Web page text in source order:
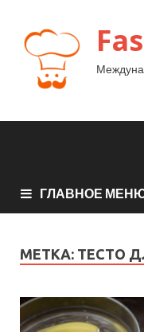
ГЛАВНОЕ
МЕТКА: ТЕСТО